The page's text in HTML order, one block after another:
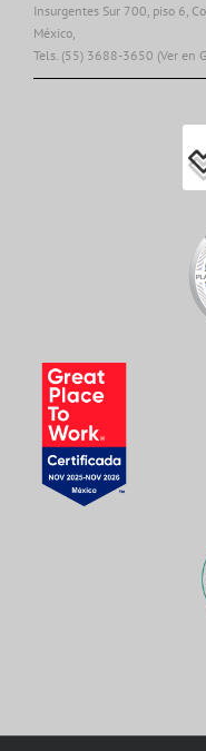
Insurgentes Sur 700, piso 6,
México,
Tels. (55) 3688-3650 (Ver en